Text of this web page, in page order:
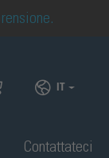
IT
Contattateci